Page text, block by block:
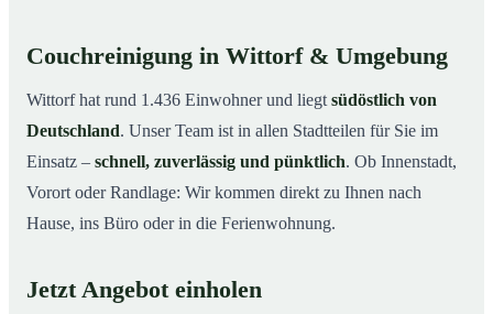
Couchreinigung in Wittorf & Umgebung
Wittorf hat rund 1.436 Einwohner und liegt südöstlich von
Deutschland. Unser Team ist in allen Stadtteilen für Sie im
Einsatz – schnell, zuverlässig und pünktlich. Ob Innenstadt,
Vorort oder Randlage: Wir kommen direkt zu Ihnen nach
Hause, ins Büro oder in die Ferienwohnung.
Jetzt Angebot einholen